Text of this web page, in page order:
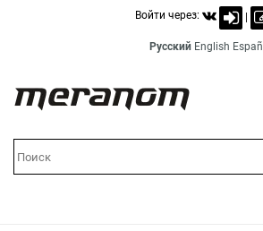
Войти через:
Русский English